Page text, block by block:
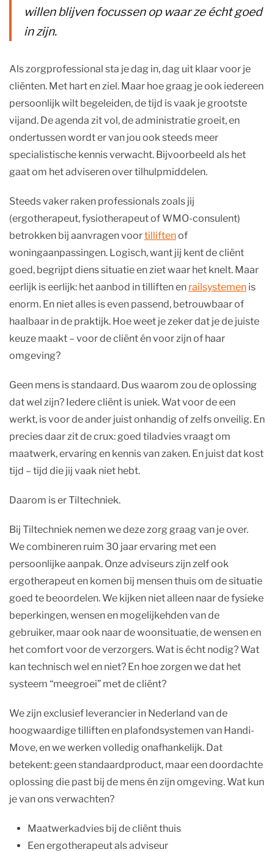
willen blijven focussen op waar ze écht goed
in zijn.
Als zorgprofessional sta je dag in, dag uit klaar voor je
cliënten. Met hart en ziel. Maar hoe graag je ook iedereen
persoonlijk wilt begeleiden, de tijd is vaak je grootste
vijand. De agenda zit vol, de administratie groeit, en
ondertussen wordt er van jou ook steeds meer
specialistische kennis verwacht. Bijvoorbeeld als het
gaat om het adviseren over tilhulpmiddelen.
Steeds vaker raken professionals zoals jij
(ergotherapeut, fysiotherapeut of WMO-consulent)
betrokken bij aanvragen voortilliftenof
woningaanpassingen. Logisch, want jij kent de cliënt
goed, begrijpt diens situatie en ziet waar het knelt. Maar
eerlijk is eerlijk: het aanbod in tilliften en railsystemen is
enorm. En niet alles is even passend, betrouwbaar of
haalbaar in de praktijk. Hoe weet je zeker dat je de juiste
keuze maakt – voor de cliënt én voor zijn of haar
omgeving?
Geen mens is standaard. Dus waarom zou de oplossing
dat wel zijn? Iedere cliënt is uniek. Wat voor de een
werkt, is voor de ander juist onhandig of zelfs onveilig. En
precies daar zit de crux: goed tiladvies vraagt om
maatwerk, ervaring en kennis van zaken. En juist dat kost
tijd – tijd die jij vaak niet hebt.
Daarom is er Tiltechniek.
Bij Tiltechniek nemen we deze zorg graag van je over.
We combineren ruim 30 jaar ervaring met een
persoonlijke aanpak. Onze adviseurs zijn zelf ook
ergotherapeut en komen bij mensen thuis om de situatie
goed te beoordelen. We kijken niet alleen naar de fysieke
beperkingen, wensen en mogelijkehden van de
gebruiker, maar ook naar de woonsituatie, de wensen en
het comfort voor de verzorgers. Wat is écht nodig? Wat
kan technisch wel en niet? En hoe zorgen we dat het
systeem “meegroei” met de cliënt?
We zijn exclusief leverancier in Nederland van de
hoogwaardige tilliften en plafondsystemen van Handi-
Move, en we werken volledig onafhankelijk. Dat
betekent: geen standaardproduct, maar een doordachte
oplossing die past bij de mens én zijn omgeving. Wat kun
je van ons verwachten?
Maatwerkadvies bij de cliënt thuis
Een ergotherapeut als adviseur